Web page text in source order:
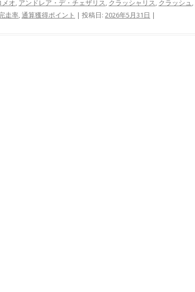
メオ アンドレア・デ・チェザリス クラッシャリス クラッシュ
走率 通算獲得ポイント | 投稿日: 2026年5月31日 |